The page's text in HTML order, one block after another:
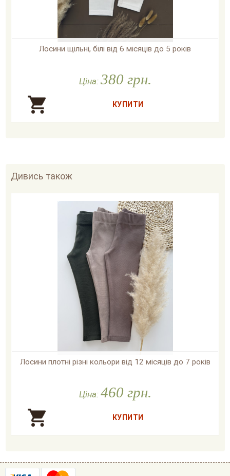
Лосини щільні, білі від 6 місяців до 5 років
Ціна: 380 грн.
Дивись також
Лосини плотні різні кольори від 12 місяців до 7 років
Ціна: 460 грн.